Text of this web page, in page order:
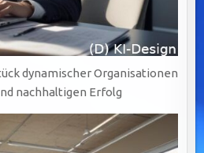
dynamischer Organisationen
nachhaltigen Erfolg